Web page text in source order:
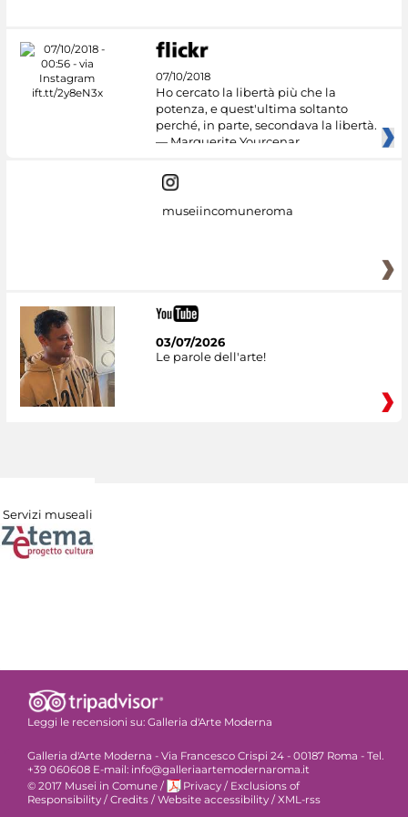
07/10/2018
Ho cercato la libertà più che la
potenza, e quest'ultima soltanto
perché, in parte, secondava la libertà.
— Marguerite Yourcenar
museiincomuneroma
03/07/2026
Le parole dell'arte!
Servizi museali
Leggi le recensioni su: Galleria d'Arte Moderna
Galleria d'Arte Moderna - Via Francesco Crispi 24 - 00187 Roma - Tel.
+39 060608 E-mail: info@galleriaartemodernaroma.it
© 2017 Musei in Comune / Privacy / Exclusions of
Responsibility /Credits /Website accessibility /XML-rss